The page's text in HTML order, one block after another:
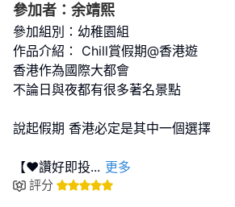
參加者：余靖熙
參加組別：幼稚園組
作品介紹： Chill賞假期@香港遊
香港作為國際大都會
不論日與夜都有很多著名景點
說起假期 香港必定是其中一個選擇
【❤️讚好即投... 更多
評分